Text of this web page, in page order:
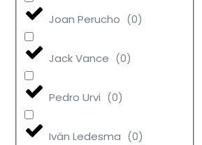
Joan Perucho (0)
Jack Vance (0)
Pedro Urvi (0)
Iván Ledesma (0)